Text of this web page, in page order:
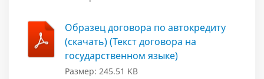
Образец договора по автокредиту
(скачать) (Текст договора на
государственном языке)
Размер: 245.51 KB